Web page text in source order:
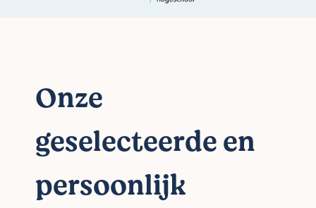
Onze
geselecteerde en
persoonlijk